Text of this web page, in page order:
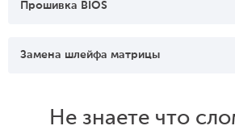
Прошивка BIOS
Замена шлейфа матрицы
Не знаете что